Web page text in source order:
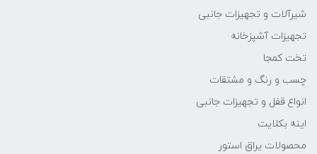
شیرآلات و تجهیزات جانبی
تجهیزات آشپزخانه
تخت کمجا
چسب و رنگ و مشتقات
انواع قفل و تجهیزات جانبی
اینه بکلایت
محصولات یراق استور